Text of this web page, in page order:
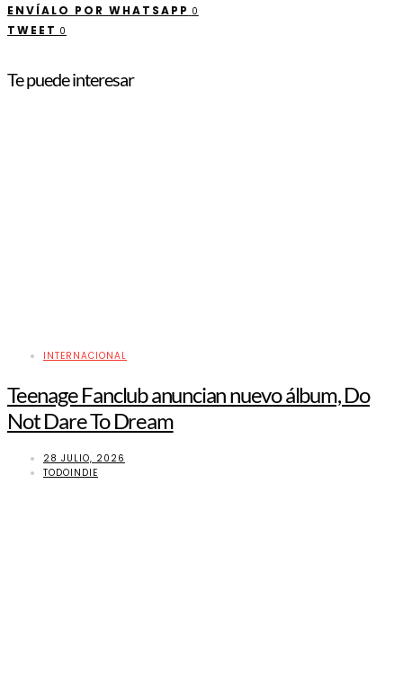
ENVÍALO POR WHATSAPP 0
TWEET 0
Te puede interesar
INTERNACIONAL
Teenage Fanclub anuncian nuevo álbum, Do
Not Dare To Dream
28 JULIO, 2026
TODOINDIE